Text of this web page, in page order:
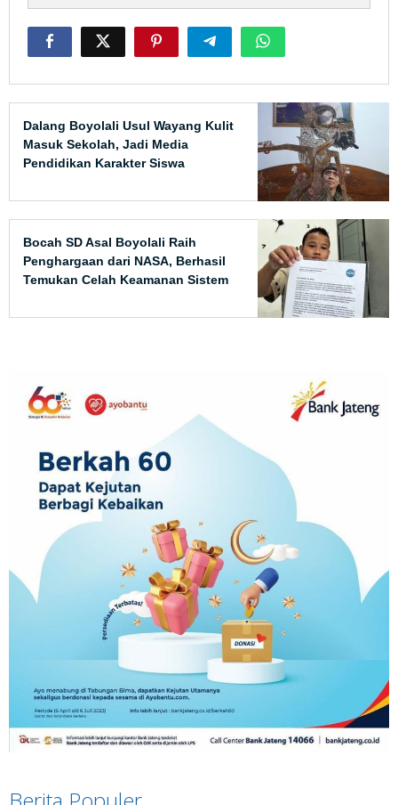
Dalang Boyolali Usul Wayang Kulit
Masuk Sekolah, Jadi Media
Pendidikan Karakter Siswa
Bocah SD Asal Boyolali Raih
Penghargaan dari NASA, Berhasil
Temukan Celah Keamanan Sistem